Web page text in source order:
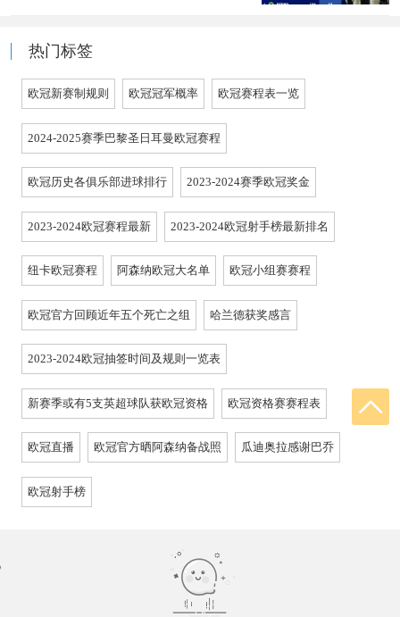
热门标签
欧冠新赛制规则 欧冠冠军概率 欧冠赛程表一览
2024-2025赛季巴黎圣日耳曼欧冠赛程
欧冠历史各俱乐部进球排行 2023-2024赛季欧冠奖金
2023-2024欧冠赛程最新 2023-2024欧冠射手榜最新排名
纽卡欧冠赛程 阿森纳欧冠大名单 欧冠小组赛赛程
欧冠官方回顾近年五个死亡之组 哈兰德获奖感言
2023-2024欧冠抽签时间及规则一览表
新赛季或有5支英超球队获欧冠资格 欧冠资格赛赛程表
欧冠直播 欧冠官方晒阿森纳备战照 瓜迪奥拉感谢巴乔
欧冠射手榜